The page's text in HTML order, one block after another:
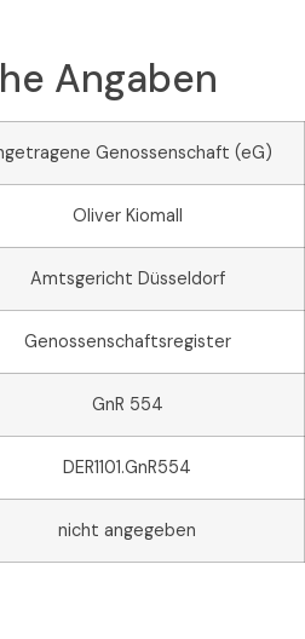
Angaben
Genossenschaft (eG)
Oliver Kiomall
Amtsgericht Düsseldorf
Genossenschaftsregister
GnR 554
DER1101.GnR554
nicht angegeben